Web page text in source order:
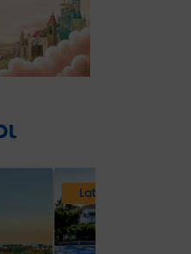
Lato 2026